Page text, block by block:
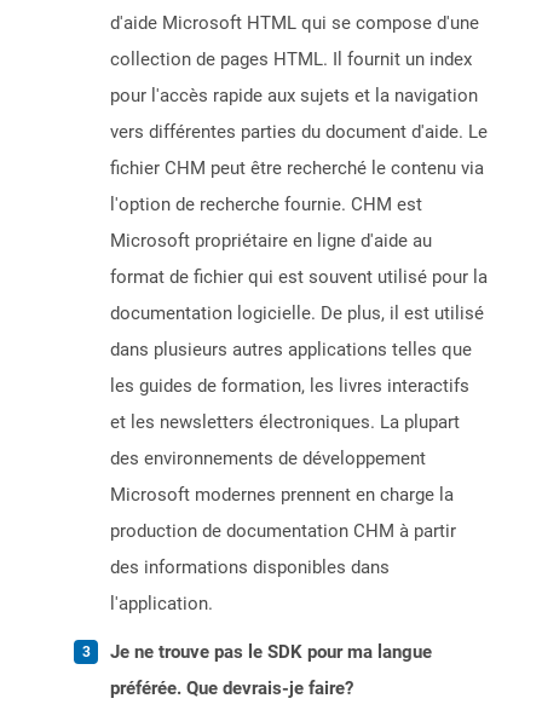
d'aide Microsoft HTML qui se compose d'une
collection de pages HTML. Il fournit un index
pour l'accès rapide aux sujets et la navigation
vers différentes parties du document d'aide. Le
fichier CHM peut être recherché le contenu via
l'option de recherche fournie. CHM est
Microsoft propriétaire en ligne d'aide au
format de fichier qui est souvent utilisé pour la
documentation logicielle. De plus, il est utilisé
dans plusieurs autres applications telles que
les guides de formation, les livres interactifs
et les newsletters électroniques. La plupart
des environnements de développement
Microsoft modernes prennent en charge la
production de documentation CHM à partir
des informations disponibles dans
l'application.
Je ne trouve pas le SDK pour ma langue
préférée. Que devrais-je faire?